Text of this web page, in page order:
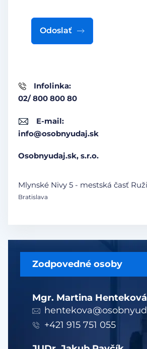
Zodpovedné osoby
Mgr. Martina Henteková
+421 915 751 055
Infolinka:
02/ 800 800 80
E-mail:
info@osobnyudaj.sk
Osobnyudaj.sk, s.r.o.
Mlynské Nivy 5 - mestská časť
Bratislava
Odoslať